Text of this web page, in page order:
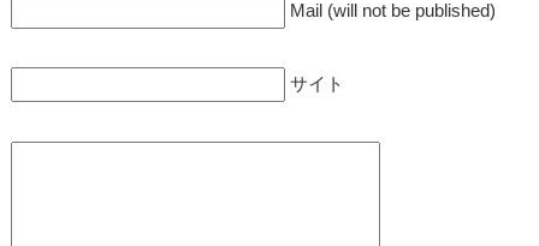
Mail (will not be published)
サイト